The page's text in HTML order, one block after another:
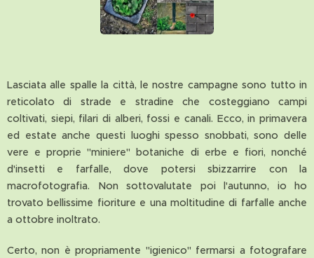
Lasciata alle spalle la città, le nostre campagne sono tutto in
reticolato di strade e stradine che costeggiano campi
coltivati, siepi, filari di alberi, fossi e canali. Ecco, in primavera
ed estate anche questi luoghi spesso snobbati, sono delle
vere e proprie "miniere" botaniche di erbe e fiori, nonché
d'insetti e farfalle, dove potersi sbizzarrire con la
macrofotografia. Non sottovalutate poi l'autunno, io ho
trovato bellissime fioriture e una moltitudine di farfalle anche
a ottobre inoltrato.
Certo, non è propriamente "igienico" fermarsi a fotografare